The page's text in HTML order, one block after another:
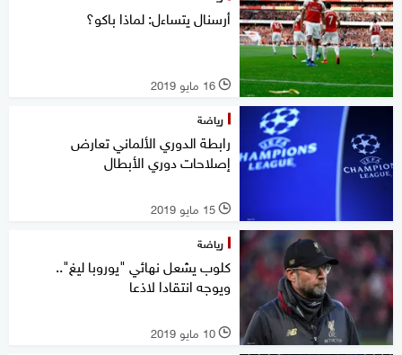
أرسنال يتساءل: لماذا باكو؟
l 16 مايو 2019
رياضة
رابطة الدوري الألماني تعارض
إصلاحات دوري الأبطال
l 15 مايو 2019
رياضة
كلوب يشعل نهائي "يوروبا ليغ"..
ويوجه انتقادا لاذعا
l 10 مايو 2019